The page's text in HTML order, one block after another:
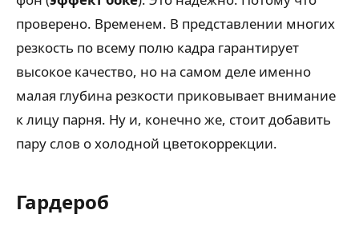
проверено. Временем. В представлении многих
резкость по всему полю кадра гарантирует
высокое качество, но на самом деле именно
малая глубина резкости приковывает внимание
к лицу парня. Ну и, конечно же, стоит добавить
пару слов о холодной цветокоррекции.
Гардероб